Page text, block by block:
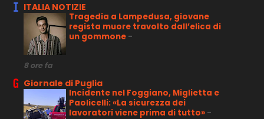
ITALIA NOTIZIE
Tragedia a Lampedusa, giovane
regista muore travolto dall’elica di
un gommone -
8 ore fa
Giornale di Puglia
Incidente nel Foggiano, Miglietta e
Paolicelli: «La sicurezza dei
lavoratori viene prima di tutto» -